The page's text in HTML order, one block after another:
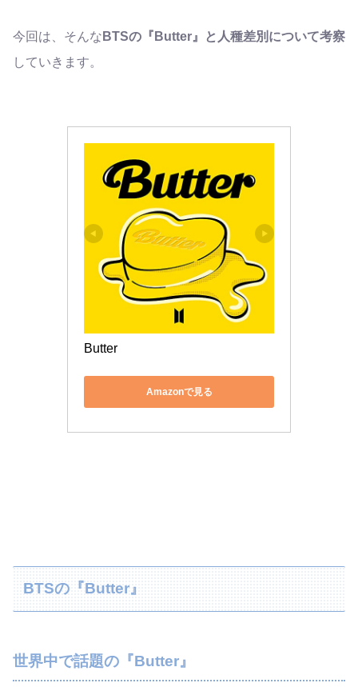
今回は、そんな BTSの『Butter』と人種差別について考察
していきます。
Butter
Amazonで見る
BTSの『Butter』
世界中で話題の『Butter』